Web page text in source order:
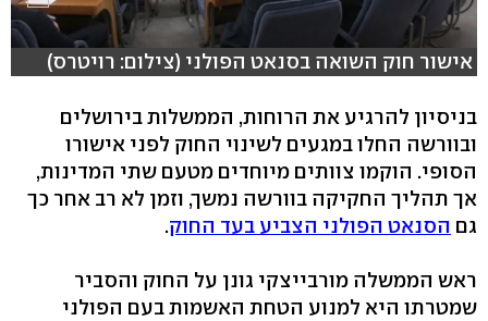
אישור חוק השואה בסנאט הפולני (צילום: רויטרס)
בניסיון להרגיע את הרוחות, הממשלות בירושלים
ובוורשה החלו במגעים לשינוי החוק לפני אישורו
הסופי. הוקמו צוותים מיוחדים מטעם שתי המדינות,
אך תהליך החקיקה בוורשה נמשך, וזמן לא רב אחר כך
גם הסנאט הפולני הצביע בעד החוק.
ראש הממשלה מורבייצקי גונן על החוק והסביר
שמטרתו היא למנוע הטחת האשמות בעם הפולני